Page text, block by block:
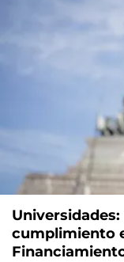
cumplimiento